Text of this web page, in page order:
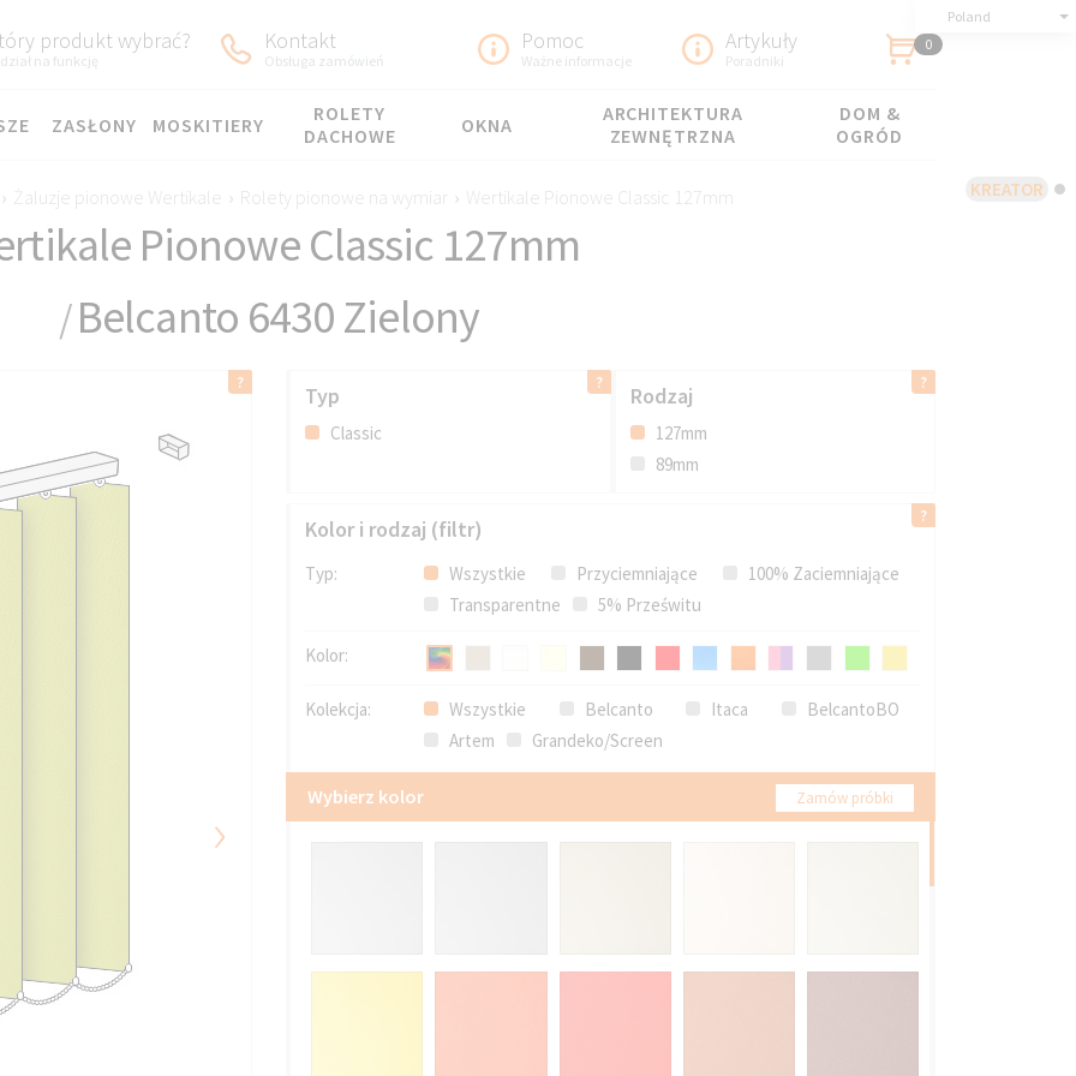
KREATOR
Poland
produkt wybrać?
na funkcję
Kontakt
Obsługa zamówień
Pomoc
Ważne informacje
Artykuły
Poradniki
0
ZASŁONY MOSKITIERY
ROLETY
DACHOWE
OKNA
ARCHITEKTURA
ZEWNĘTRZNA
DOM &
OGRÓD
› Żaluzje pionowe Wertikale › Rolety pionowe na wymiar › Wertikale Pionowe Classic 127mm
Pionowe Classic 127mm
/Belcanto 6430 Zielony
›
Typ
Classic
Rodzaj
127mm
89mm
Kolor i rodzaj (filtr)
Typ: Wszystkie Przyciemniające
100% Zaciemniające
Transparentne
5% Prześwitu
Kolor:
Kolekcja: Wszystkie Belcanto Itaca
BelcantoBO
Artem
Grandeko/Screen
Wybierz kolor Zamów próbki